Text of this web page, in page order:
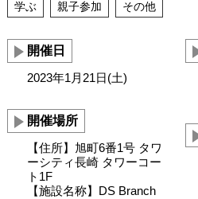
学ぶ 親子参加 その他
開催日
2023年1月21日(土)
開催場所
【住所】旭町6番1号 タワ
ーシティ長崎 タワーコー
ト1F
【施設名称】DS Branch